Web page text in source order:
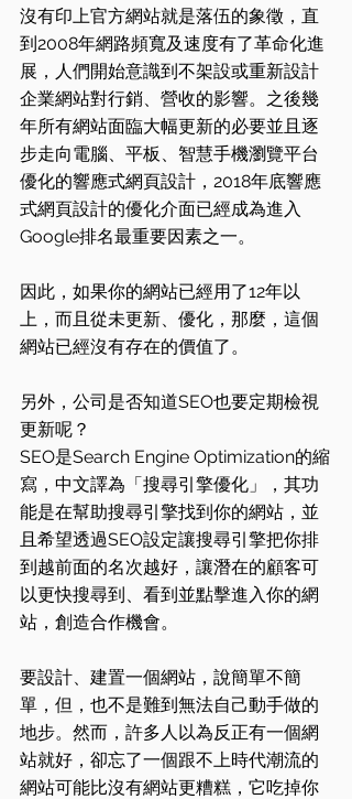
沒有印上官方網站就是落伍的象徵，直
到2008年網路頻寬及速度有了革命化進
展，人們開始意識到不架設或重新設計
企業網站對行銷、營收的影響。之後幾
年所有網站面臨大幅更新的必要並且逐
步走向電腦、平板、智慧手機瀏覽平台
優化的響應式網頁設計，2018年底響應
式網頁設計的優化介面已經成為進入
Google排名最重要因素之一。
因此，如果你的網站已經用了12年以
上，而且從未更新、優化，那麼，這個
網站已經沒有存在的價值了。
另外，公司是否知道SEO也要定期檢視
更新呢？
SEO是Search Engine Optimization的縮
寫，中文譯為「搜尋引擎優化」，其功
能是在幫助搜尋引擎找到你的網站，並
且希望透過SEO設定讓搜尋引擎把你排
到越前面的名次越好，讓潛在的顧客可
以更快搜尋到、看到並點擊進入你的網
站，創造合作機會。
要設計、建置一個網站，說簡單不簡
單，但，也不是難到無法自己動手做的
地步。然而，許多人以為反正有一個網
站就好，卻忘了一個跟不上時代潮流的
網站可能比沒有網站更糟糕，它吃掉你